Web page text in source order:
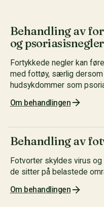
Behandling av
og psoriasisnegler
Fortykkede negler kan
med fottøy, særlig
hudsykdommer som
Om behandlingen
Behandling av
Fotvorter skyldes virus
de sitter på belastede
Om behandlingen